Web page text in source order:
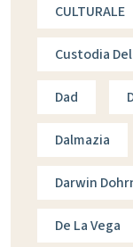
CULTURALE
Custodia
Dad
Dalmazia
Darwin
De La Vega